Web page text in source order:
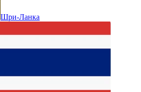
Шри-Ланка